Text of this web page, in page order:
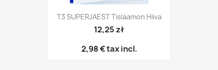
T3 SUPERJAEST Tislaamon Hiiva
12,25 zł
2,98 €tax incl.